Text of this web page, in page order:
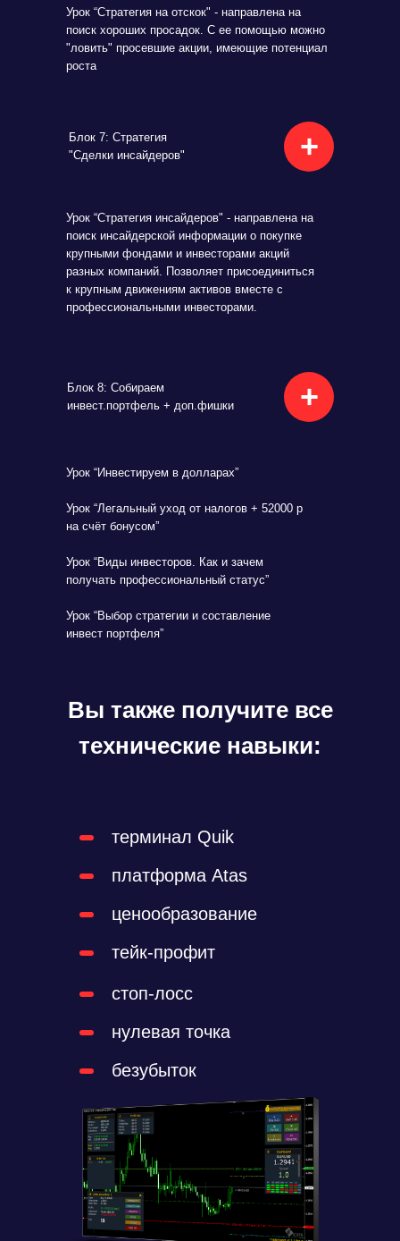
Урок “Стратегия на отскок" - направлена на
поиск хороших просадок. С ее помощью можно
"ловить" просевшие акции, имеющие потенциал
роста
Блок 7: Стратегия
"Сделки инсайдеров"
+
Урок “Стратегия инсайдеров" - направлена на
поиск инсайдерской информации о покупке
крупными фондами и инвесторами акций
разных компаний. Позволяет присоединиться
к крупным движениям активов вместе с
профессиональными инвесторами.
Блок 8: Собираем
инвест.портфель + доп.фишки
+
Урок “Инвестируем в долларах”
Урок “Легальный уход от налогов + 52000 р
на счёт бонусом”
Урок “Виды инвесторов. Как и зачем
получать профессиональный статус”
Урок “Выбор стратегии и составление
инвест портфеля”
терминал Quik
платформа Atas
ценообразование
стоп-лосс
Вы также получите все
технические навыки:
нулевая точка
безубыток
тейк-профит